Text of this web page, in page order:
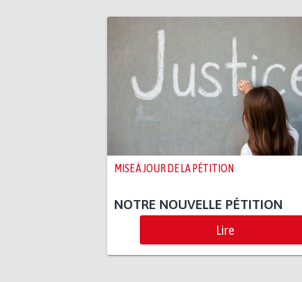
MISE À JOUR DE LA PÉTITION
NOTRE NOUVELLE PÉTITION
Lire